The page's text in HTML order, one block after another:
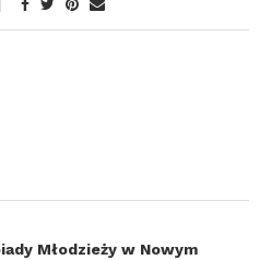
Młodzieży w Nowym